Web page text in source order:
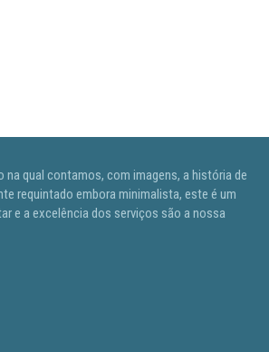
na qual contamos, com imagens, a história de
requintado embora minimalista, este é um
e a excelência dos serviços são a nossa